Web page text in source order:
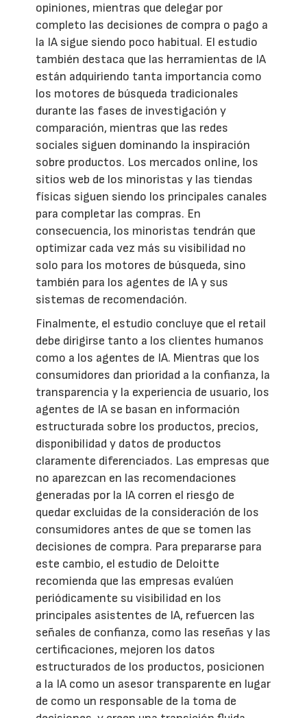
opiniones, mientras que delegar por
completo las decisiones de compra o pago a
la IA sigue siendo poco habitual. El estudio
también destaca que las herramientas de IA
están adquiriendo tanta importancia como
los motores de búsqueda tradicionales
durante las fases de investigación y
comparación, mientras que las redes
sociales siguen dominando la inspiración
sobre productos. Los mercados online, los
sitios web de los minoristas y las tiendas
físicas siguen siendo los principales canales
para completar las compras. En
consecuencia, los minoristas tendrán que
optimizar cada vez más su visibilidad no
solo para los motores de búsqueda, sino
también para los agentes de IA y sus
sistemas de recomendación.
Finalmente, el estudio concluye que el retail
debe dirigirse tanto a los clientes humanos
como a los agentes de IA. Mientras que los
consumidores dan prioridad a la confianza, la
transparencia y la experiencia de usuario, los
agentes de IA se basan en información
estructurada sobre los productos, precios,
disponibilidad y datos de productos
claramente diferenciados. Las empresas que
no aparezcan en las recomendaciones
generadas por la IA corren el riesgo de
quedar excluidas de la consideración de los
consumidores antes de que se tomen las
decisiones de compra. Para prepararse para
este cambio, el estudio de Deloitte
recomienda que las empresas evalúen
periódicamente su visibilidad en los
principales asistentes de IA, refuercen las
señales de confianza, como las reseñas y las
certificaciones, mejoren los datos
estructurados de los productos, posicionen
a la IA como un asesor transparente en lugar
de como un responsable de la toma de